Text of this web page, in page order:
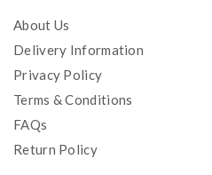
QUAQ Mesh
Pack
5x
About Us
Delivery Information
Privacy Policy
Terms & Conditions
FAQs
Return Policy